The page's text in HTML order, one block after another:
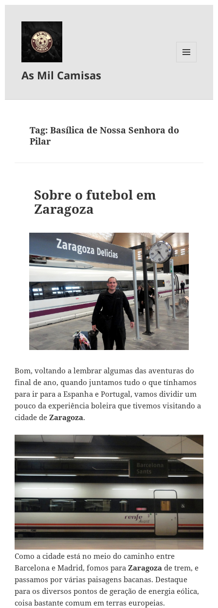
As Mil Camisas
Tag:Basílica de Nossa Senhora do
Pilar
Sobre o futebol em
Zaragoza
Bom, voltando a lembrar algumas das aventuras do
final de ano, quando juntamos tudo o que tínhamos
para ir para a Espanha e Portugal, vamos dividir um
pouco da experiência boleira que tivemos visitando a
cidade de Zaragoza.
Como a cidade está no meio do caminho entre
Barcelona e Madrid, fomos para Zaragoza de trem, e
passamos por várias paisagens bacanas. Destaque
para os diversos pontos de geração de energia eólica,
coisa bastante comum em terras europeias.